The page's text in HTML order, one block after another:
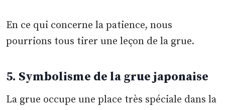
En ce qui concerne la patience, nous
pourrions tous tirer une leçon de la grue.
5. Symbolisme de la grue japonaise
La grue occupe une place très spéciale dans la